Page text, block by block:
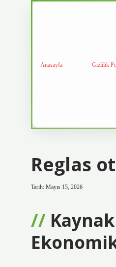
Anasayfa Gizlilik
Reglas
Tarih: Mayıs 15, 2026